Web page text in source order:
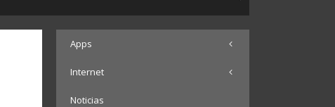
Apps
Internet
Noticias